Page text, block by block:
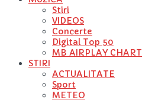
Stiri
VIDEOS
Concerte
Digital Top 50
MB AIRPLAY CHART
STIRI
ACTUALITATE
Sport
METEO